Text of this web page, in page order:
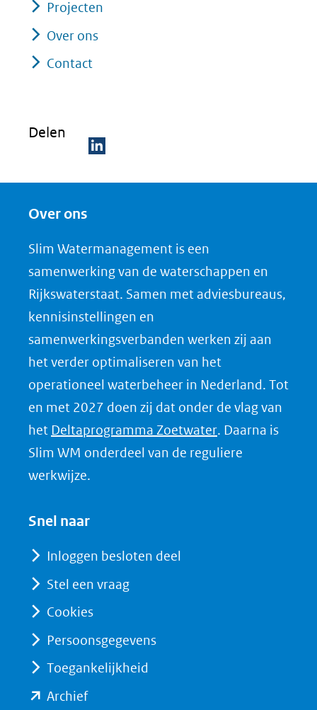
Projecten
Over ons
Contact
Delen
n
o
p
L
i
n
k
e
d
I
venster)
een
andere
website)
Over ons
Slim Watermanagement is een
samenwerking van de waterschappen en
Rijkswaterstaat. Samen met adviesbureaus,
kennisinstellingen en
samenwerkingsverbanden werken zij aan
het verder optimaliseren van het
operationeel waterbeheer in Nederland. Tot
en met 2027 doen zij dat onder de vlag van
het Deltaprogramma Zoetwater(opent
in
. Daarna is
Slim WM onderdeel van de reguliere
werkwijze.
Snel naar
Inloggen besloten deel
Stel een vraag
Cookies
Persoonsgegevens
Toegankelijkheid
Archief(opent